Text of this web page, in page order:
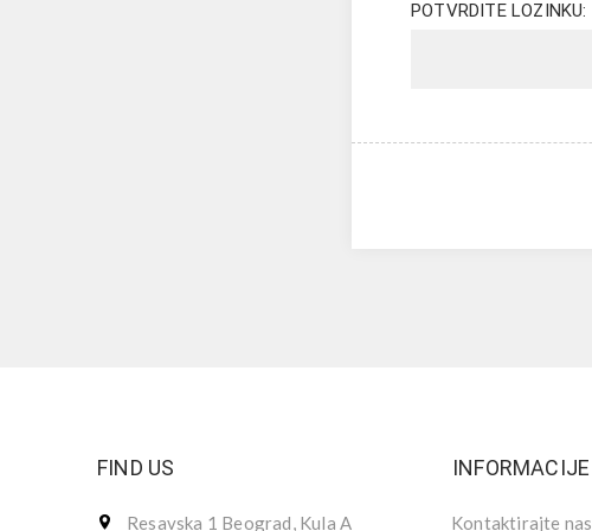
POTVRDITE LOZINKU:
FIND US
Resavska 1 Beograd, Kula A
INFORMACIJE
Kontaktirajte nas